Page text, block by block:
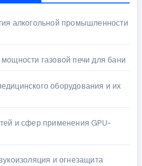
алкогольной промышленности
газовой печи для бани
оборудования и их
и сфер применения GPU-
и огнезащита